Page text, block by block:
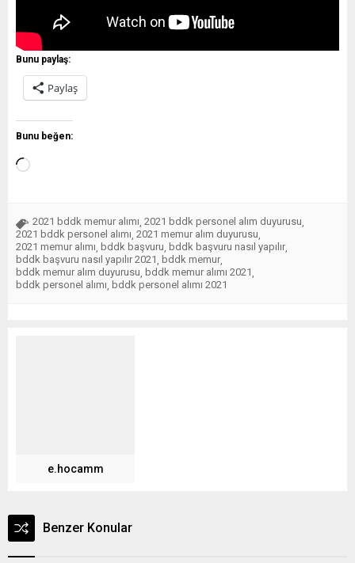
Bunu paylaş:
Paylaş
Bunu beğen:
2021 bddk memur alımı 2021 bddk personel alım duyurusu
2021 bddk personel alımı 2021 memur alım duyurusu
2021 memur alımı bddk başvuru bddk başvuru nasıl yapılır
bddk başvuru nasıl yapılır 2021
bddk memur
bddk memur alım duyurusu bddk memur alımı 2021
bddk personel alımı bddk personel alımı 2021
e.hocamm
Benzer Konular